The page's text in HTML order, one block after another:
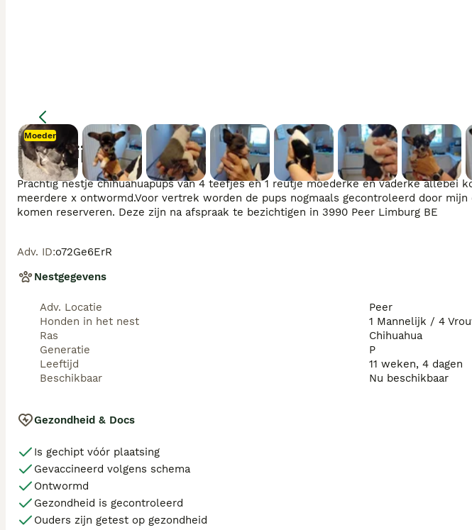
Moeder
Moeder
Beschrijving
Prachtig nestje chihuahuapups van 4 teefjes en 1 reutje moederke en vaderke allebei
meerdere x ontwormd.Voor vertrek worden de pups nogmaals gecontroleerd door
komen reserveren. Deze zijn na afspraak te bezichtigen in 3990 Peer Limburg BE
Adv. ID:o72Ge6ErR
Nestgegevens
Adv. Locatie
Peer
Honden in het nest
1 Mannelijk / 4
Ras
Chihuahua
Generatie
P
Leeftijd
11 weken, 4 dagen
Beschikbaar
Nu beschikbaar
Gezondheid & Docs
Is gechipt vóór plaatsing
Gevaccineerd volgens schema
Ontwormd
Gezondheid is gecontroleerd
Ouders zijn getest op gezondheid